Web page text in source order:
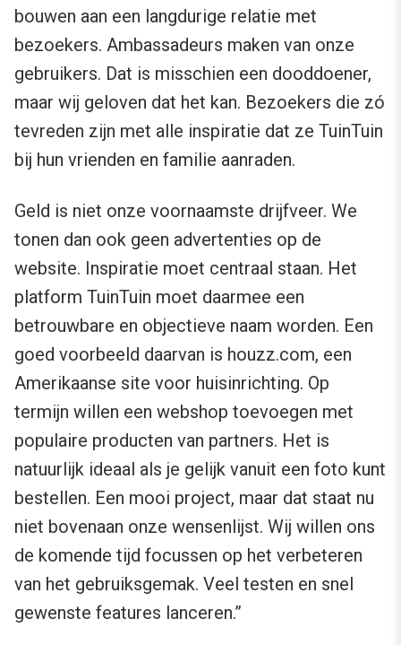
bouwen aan een langdurige relatie met
bezoekers. Ambassadeurs maken van onze
gebruikers. Dat is misschien een dooddoener,
maar wij geloven dat het kan. Bezoekers die zó
tevreden zijn met alle inspiratie dat ze TuinTuin
bij hun vrienden en familie aanraden.
Geld is niet onze voornaamste drijfveer. We
tonen dan ook geen advertenties op de
website. Inspiratie moet centraal staan. Het
platform TuinTuin moet daarmee een
betrouwbare en objectieve naam worden. Een
goed voorbeeld daarvan is houzz.com, een
Amerikaanse site voor huisinrichting. Op
termijn willen een webshop toevoegen met
populaire producten van partners. Het is
natuurlijk ideaal als je gelijk vanuit een foto kunt
bestellen. Een mooi project, maar dat staat nu
niet bovenaan onze wensenlijst. Wij willen ons
de komende tijd focussen op het verbeteren
van het gebruiksgemak. Veel testen en snel
gewenste features lanceren.”